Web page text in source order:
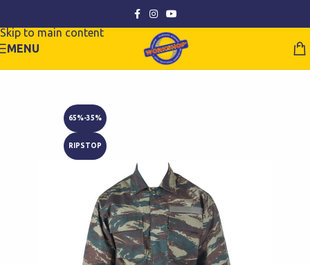
Skip to main content
MENU
65%-35%
RIPSTOP